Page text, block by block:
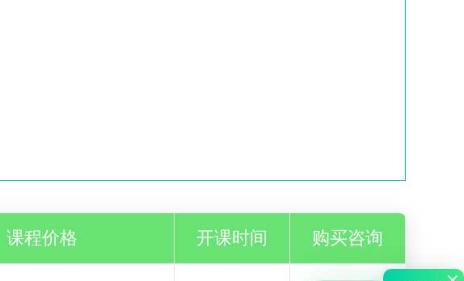
课程价格 开课时间 购买咨询